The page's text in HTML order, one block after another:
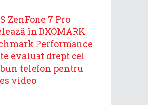
ZenFone 7 Pro
în DXOMARK
Performance
evaluat drept cel
telefon pentru
video